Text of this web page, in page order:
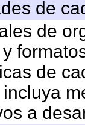
de
de
de
a